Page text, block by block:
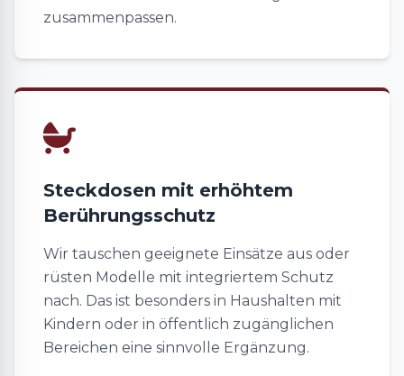
zusammenpassen.
Steckdosen mit erhöhtem
Berührungsschutz
Wir tauschen geeignete Einsätze aus oder
rüsten Modelle mit integriertem Schutz
nach. Das ist besonders in Haushalten mit
Kindern oder in öffentlich zugänglichen
Bereichen eine sinnvolle Ergänzung.